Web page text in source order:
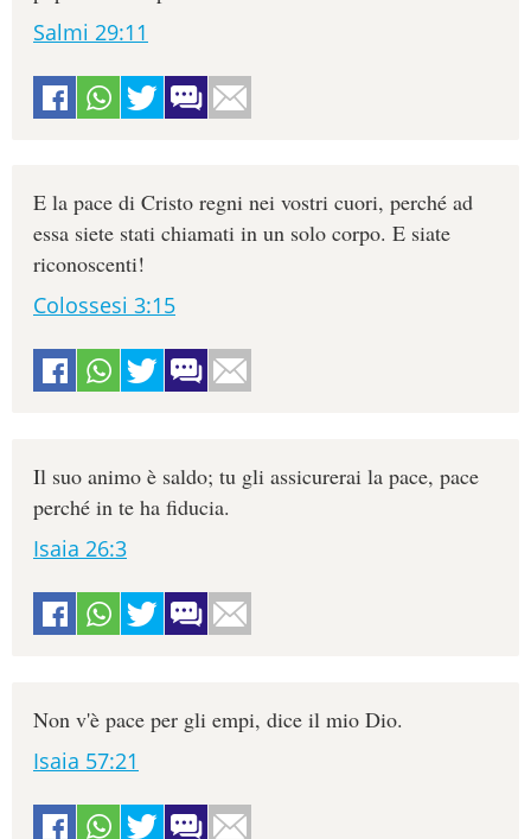
Salmi 29:11
E la pace di Cristo regni nei vostri cuori, perché ad
essa siete stati chiamati in un solo corpo. E siate
riconoscenti!
Colossesi 3:15
Il suo animo è saldo; tu gli assicurerai la pace, pace
perché in te ha fiducia.
Isaia 26:3
Non v'è pace per gli empi, dice il mio Dio.
Isaia 57:21